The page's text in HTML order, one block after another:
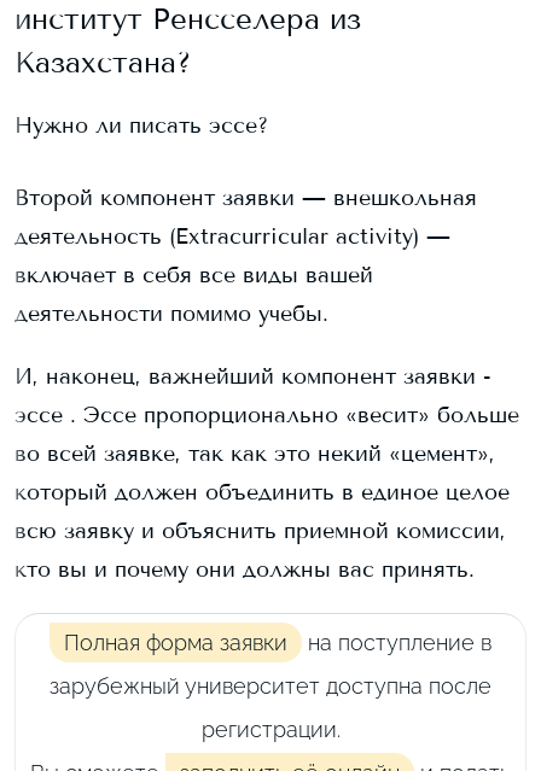
институт Ренсселера из
Казахстана?
Нужно ли писать эссе?
Второй компонент заявки — внешкольная
деятельность (Extracurricular activity) —
включает в себя все виды вашей
деятельности помимо учебы.
И, наконец, важнейший компонент заявки -
эссе . Эссе пропорционально «весит» больше
во всей заявке, так как это некий «цемент»,
который должен объединить в единое целое
всю заявку и объяснить приемной комиссии,
кто вы и почему они должны вас принять.
Полная форма заявки
на поступление в
зарубежный университет доступна после
регистрации.